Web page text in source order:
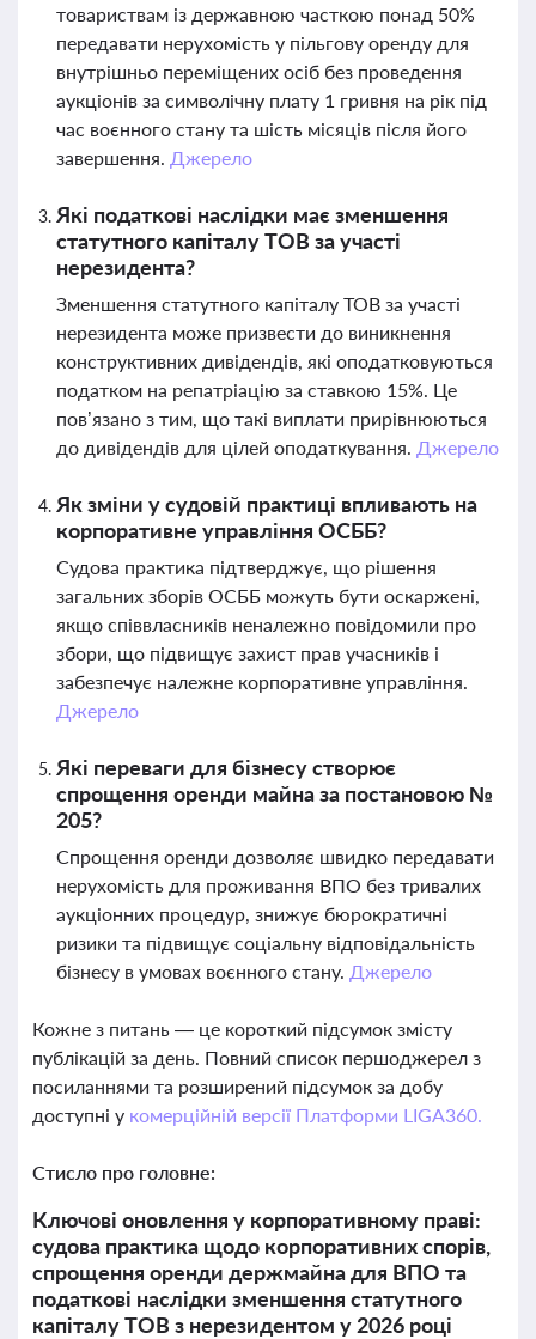
товариствам із державною часткою понад 50%
передавати нерухомість у пільгову оренду для
внутрішньо переміщених осіб без проведення
аукціонів за символічну плату 1 гривня на рік під
час воєнного стану та шість місяців після його
завершення. Джерело
Які податкові наслідки має зменшення
статутного капіталу ТОВ за участі
нерезидента?
Зменшення статутного капіталу ТОВ за участі
нерезидента може призвести до виникнення
конструктивних дивідендів, які оподатковуються
податком на репатріацію за ставкою 15%. Це
пов’язано з тим, що такі виплати прирівнюються
до дивідендів для цілей оподаткування. Джерело
Як зміни у судовій практиці впливають на
корпоративне управління ОСББ?
Судова практика підтверджує, що рішення
загальних зборів ОСББ можуть бути оскаржені,
якщо співвласників неналежно повідомили про
збори, що підвищує захист прав учасників і
забезпечує належне корпоративне управління.
Джерело
Які переваги для бізнесу створює
спрощення оренди майна за постановою №
205?
Спрощення оренди дозволяє швидко передавати
нерухомість для проживання ВПО без тривалих
аукціонних процедур, знижує бюрократичні
ризики та підвищує соціальну відповідальність
бізнесу в умовах воєнного стану. Джерело
Кожне з питань — це короткий підсумок змісту
публікацій за день. Повний список першоджерел з
посиланнями та розширений підсумок за добу
доступні у комерційній версії Платформи LIGA360.
Стисло про головне:
Ключові оновлення у корпоративному праві:
судова практика щодо корпоративних спорів,
спрощення оренди держмайна для ВПО та
податкові наслідки зменшення статутного
капіталу ТОВ з нерезидентом у 2026 році